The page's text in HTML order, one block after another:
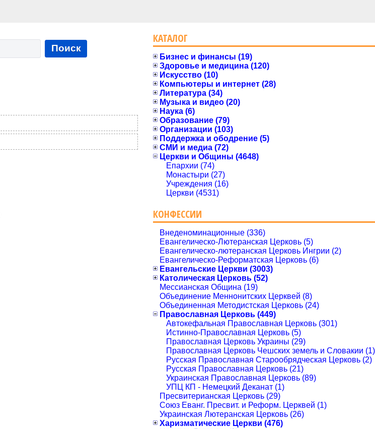
Поиск
КАТАЛОГ
Бизнес и финансы (19)
Здоровье и медицина (120)
Искусство (10)
Компьютеры и интернет (28)
Литература (34)
Музыка и видео (20)
Наука (6)
Образование (79)
Организации (103)
Поддержка и ободрение (5)
СМИ и медиа (72)
Церкви и Общины (4648)
Епархии (74)
Монастыри (27)
Учреждения (16)
Церкви (4531)
КОНФЕССИИ
Внеденоминационные (336)
Евангелическо-Лютеранская Церковь (5)
Евангелическо-лютеранская Церковь Ингрии (2)
Евангелическо-Реформатская Церковь (6)
Евангельские Церкви (3003)
Католическая Церковь (52)
Мессианская Община (19)
Объединение Меннонитских Церквей (8)
Объединенная Методистская Церковь (24)
Православная Церковь (449)
Автокефальная Православная Церковь (301)
Истинно-Православная Церковь (5)
Православная Церковь Украины (29)
Православная Церковь Чешских земель и Словакии (1)
Русская Православная Старообрядческая Церковь (2)
Русская Православная Церковь (21)
Украинская Православная Церковь (89)
УПЦ КП - Немецкий Деканат (1)
Пресвитерианская Церковь (29)
Союз Еванг. Пресвит. и Реформ. Церквей (1)
Украинская Лютеранская Церковь (26)
Харизматические Церкви (476)